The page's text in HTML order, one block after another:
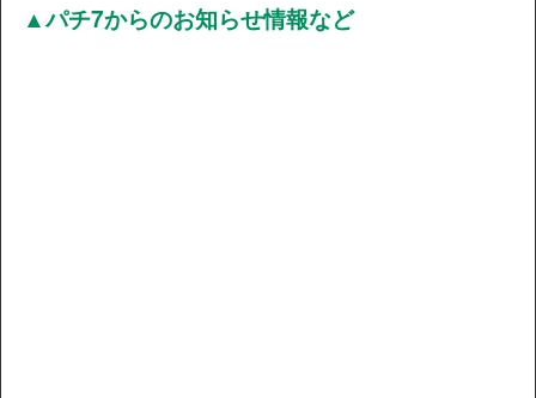
▲パチ7からのお知らせ情報など